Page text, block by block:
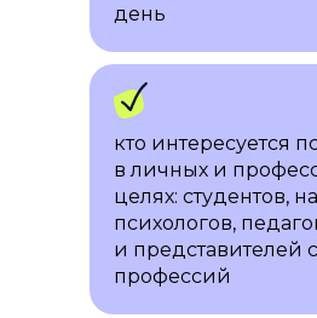
день
кто интересуется
в личных и
целях: студентов,
психологов,
и представителей
профессий
Поможем
личный бренд
Консультации со стилистом
для создания
профессионального образа
Консультации по
комфортного для клиента
пространства
Гайд по работе в кадре
на онлайн-консультациях
и вебинарах
* Варианты оплаты уточняйте
у специалистов приемной комиссии
+7
Оставить заявку